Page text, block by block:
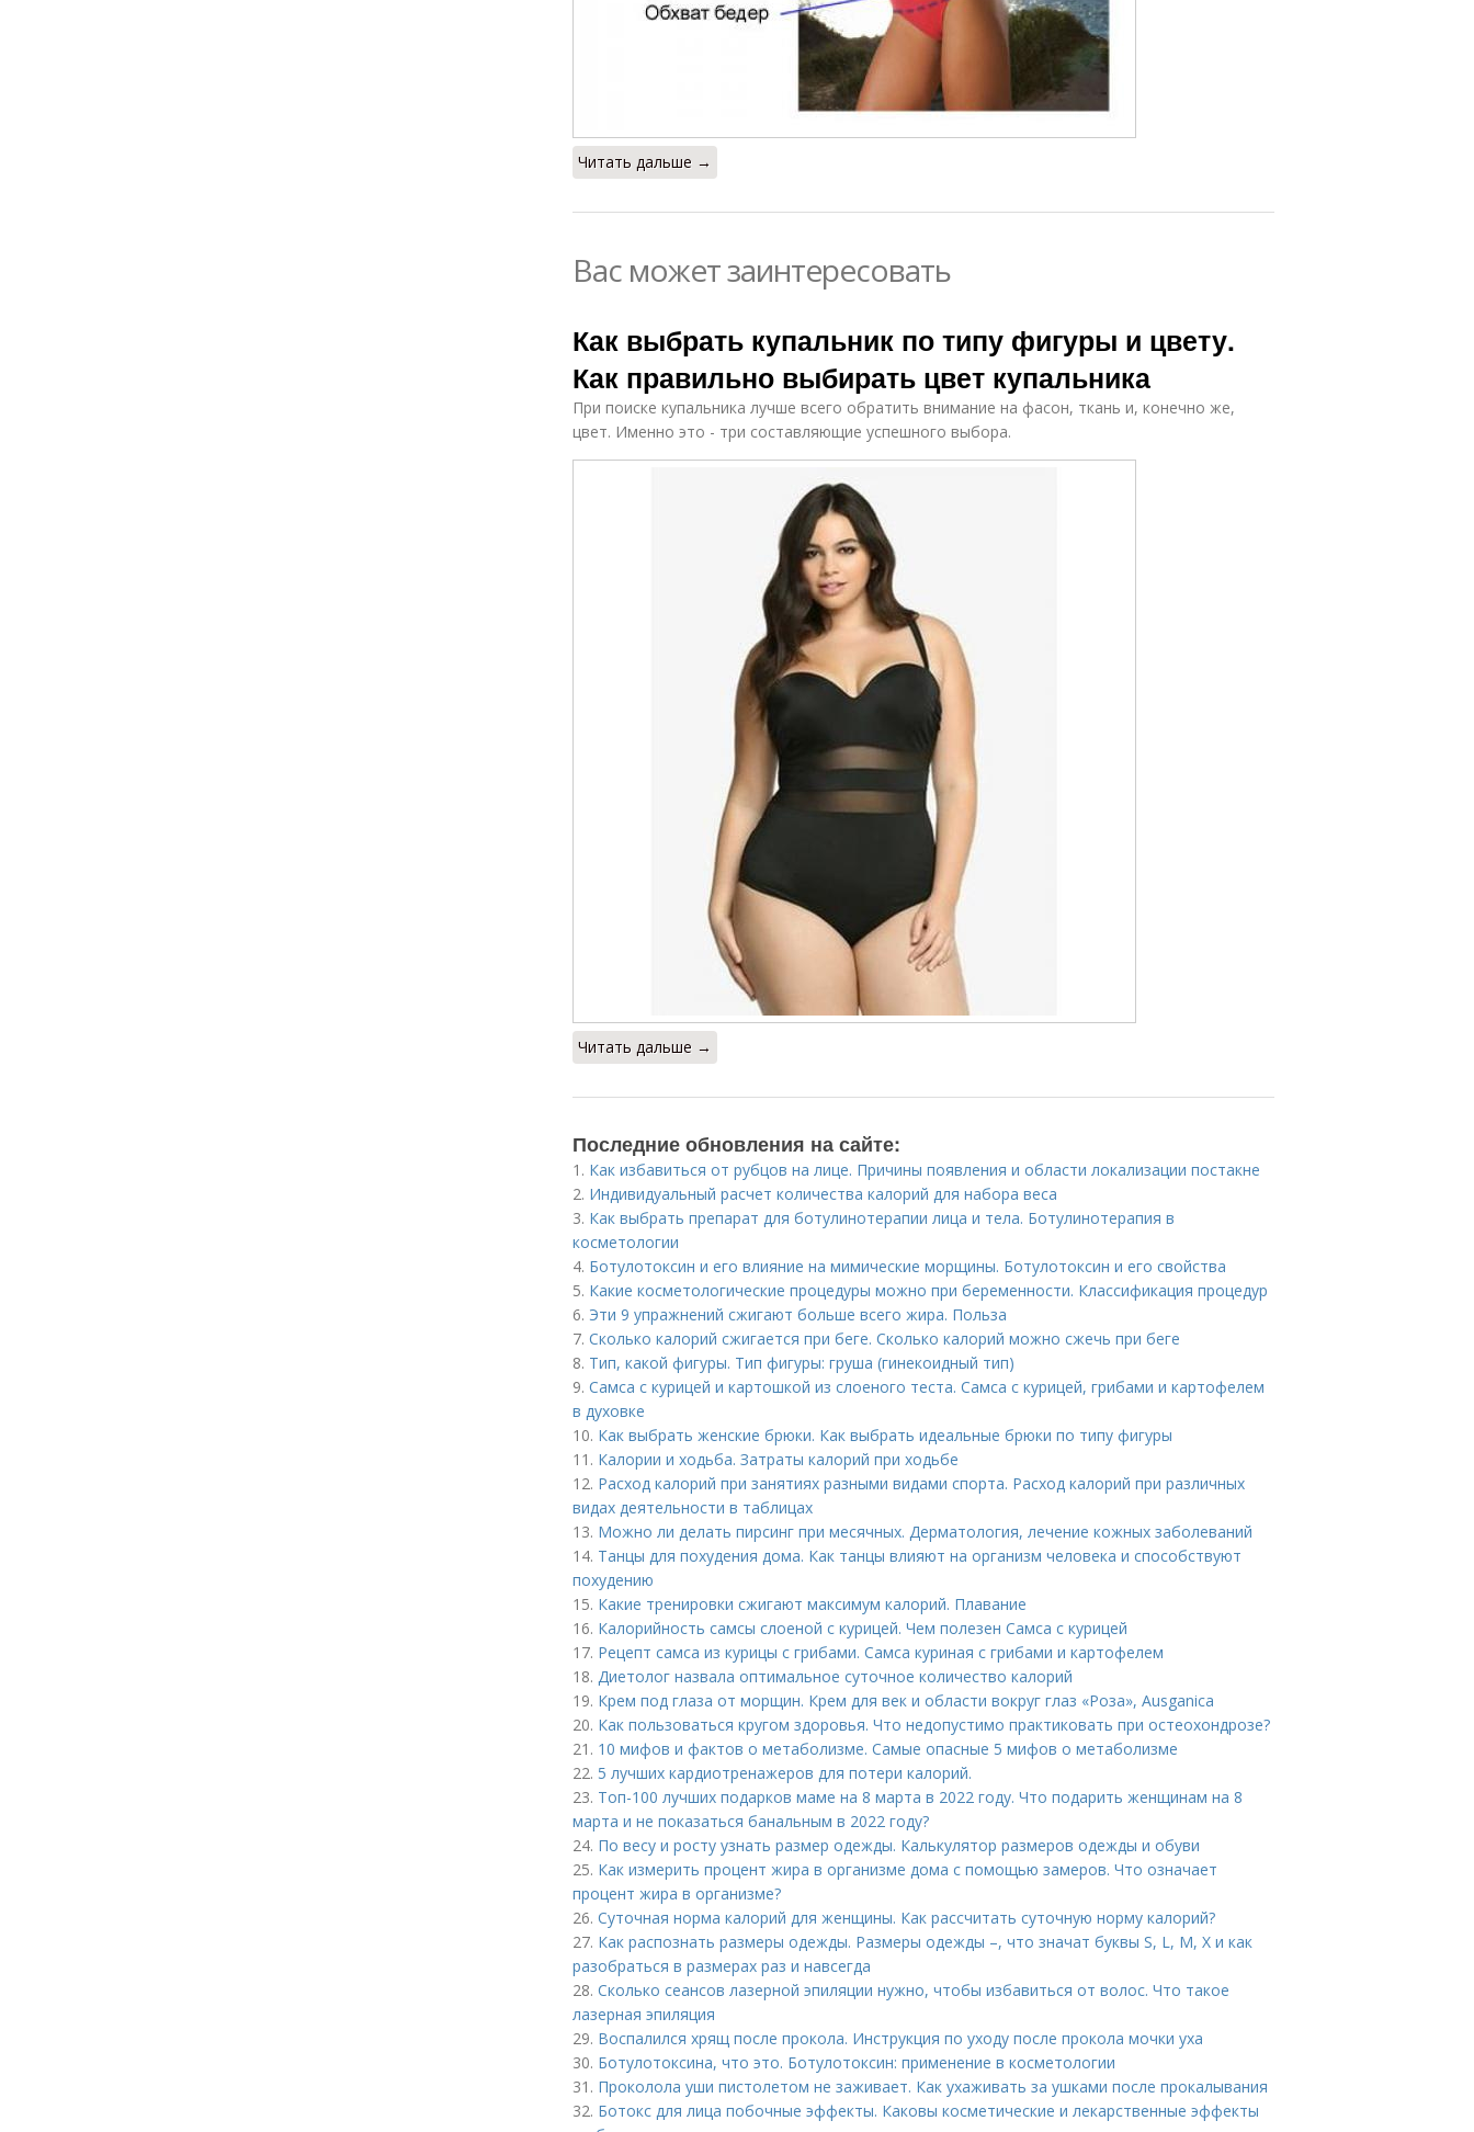
Читать дальше →
Вас может заинтересовать
Как выбрать купальник по типу фигуры и цвету.
Как правильно выбирать цвет купальника
При поиске купальника лучше всего обратить внимание на фасон, ткань и, конечно же,
цвет. Именно это - три составляющие успешного выбора.
Читать дальше →
Последние обновления на сайте:
1. Как избавиться от рубцов на лице. Причины появления и области локализации постакне
2. Индивидуальный расчет количества калорий для набора веса
3. Как выбрать препарат для ботулинотерапии лица и тела. Ботулинотерапия в
косметологии
4. Ботулотоксин и его влияние на мимические морщины. Ботулотоксин и его свойства
5. Какие косметологические процедуры можно при беременности. Классификация процедур
6. Эти 9 упражнений сжигают больше всего жира. Польза
7. Сколько калорий сжигается при беге. Сколько калорий можно сжечь при беге
8. Тип, какой фигуры. Тип фигуры: груша (гинекоидный тип)
9. Самса с курицей и картошкой из слоеного теста. Самса с курицей, грибами и картофелем
в духовке
10. Как выбрать женские брюки. Как выбрать идеальные брюки по типу фигуры
11. Калории и ходьба. Затраты калорий при ходьбе
12. Расход калорий при занятиях разными видами спорта. Расход калорий при различных
видах деятельности в таблицах
13. Можно ли делать пирсинг при месячных. Дерматология, лечение кожных заболеваний
14. Танцы для похудения дома. Как танцы влияют на организм человека и способствуют
похудению
15. Какие тренировки сжигают максимум калорий. Плавание
16. Калорийность самсы слоеной с курицей. Чем полезен Самса с курицей
17. Рецепт самса из курицы с грибами. Самса куриная с грибами и картофелем
18. Диетолог назвала оптимальное суточное количество калорий
19. Крем под глаза от морщин. Крем для век и области вокруг глаз «Роза», Ausganica
20. Как пользоваться кругом здоровья. Что недопустимо практиковать при остеохондрозе?
21. 10 мифов и фактов о метаболизме. Самые опасные 5 мифов о метаболизме
22. 5 лучших кардиотренажеров для потери калорий.
23. Топ-100 лучших подарков маме на 8 марта в 2022 году. Что подарить женщинам на 8
марта и не показаться банальным в 2022 году?
24. По весу и росту узнать размер одежды. Калькулятор размеров одежды и обуви
25. Как измерить процент жира в организме дома с помощью замеров. Что означает
процент жира в организме?
26. Суточная норма калорий для женщины. Как рассчитать суточную норму калорий?
27. Как распознать размеры одежды. Размеры одежды –, что значат буквы S, L, M, X и как
разобраться в размерах раз и навсегда
28. Сколько сеансов лазерной эпиляции нужно, чтобы избавиться от волос. Что такое
лазерная эпиляция
29. Воспалился хрящ после прокола. Инструкция по уходу после прокола мочки уха
30. Ботулотоксина, что это. Ботулотоксин: применение в косметологии
31. Проколола уши пистолетом не заживает. Как ухаживать за ушками после прокалывания
32. Ботокс для лица побочные эффекты. Каковы косметические и лекарственные эффекты